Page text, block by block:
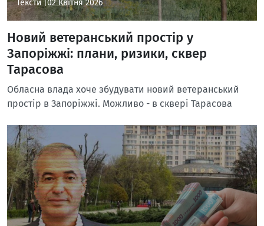
Тексти | 02 Квітня 2026
Новий ветеранський простір у
Запоріжжі: плани, ризики, сквер
Тарасова
Обласна влада хоче збудувати новий ветеранський
простір в Запоріжжі. Можливо - в сквері Тарасова